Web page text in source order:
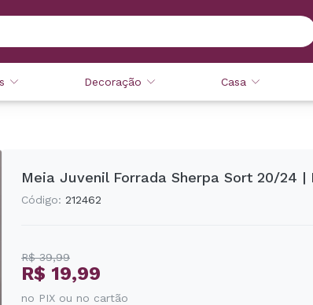
Decoração Casa
Meia Juvenil Forrada Sherpa Sort 20/24 |
Código: 212462
R$ 39,99
R$ 19,99
no PIX ou no cartão